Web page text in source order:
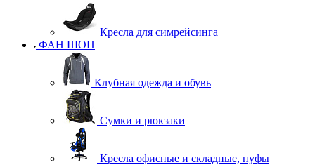
Кресла для симрейсинга
ФАН ШОП
Клубная одежда и обувь
Сумки и рюкзаки
Кресла офисные и складные, пуфы